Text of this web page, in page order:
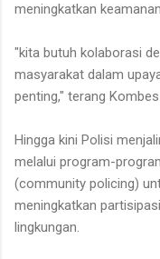
meningkatkan
"kita butuh kolaborasi
masyarakat dalam
penting," terang
Hingga kini Polisi
melalui program-
(community policing)
meningkatkan
lingkungan.